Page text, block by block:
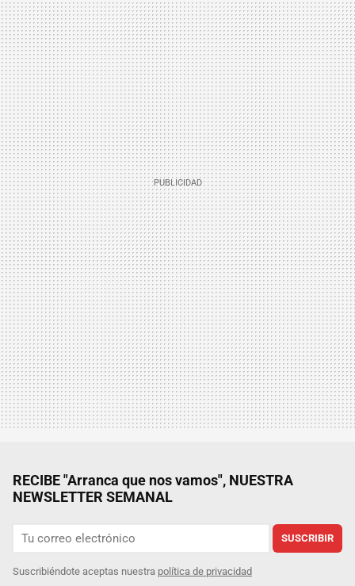
RECIBE "Arranca que nos vamos", NUESTRA
NEWSLETTER SEMANAL
SUSCRIBIR
Suscribiéndote aceptas nuestra política de privacidad